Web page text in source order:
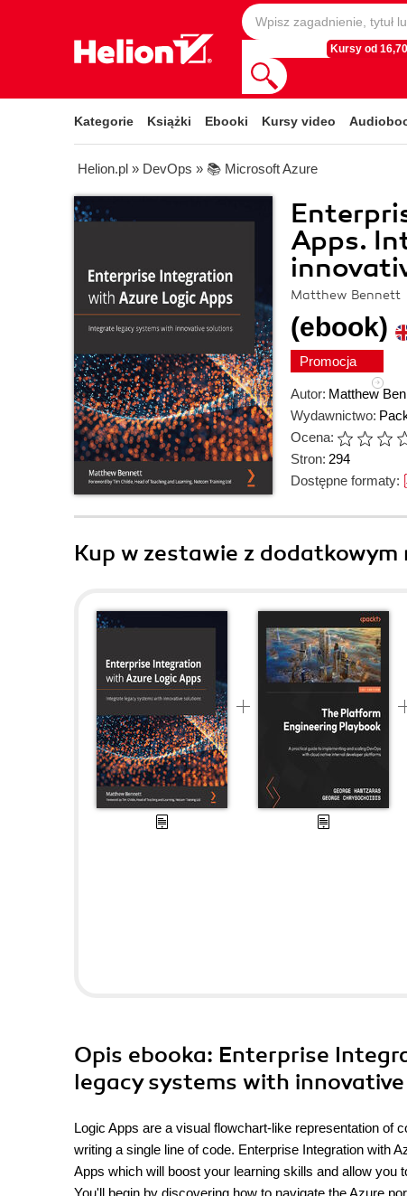
Kursy od 16,70
Kategorie Książki Ebooki Kursy video
Helion.pl » DevOps » 📚 Microsoft Azure
Apps.
Matthew Bennett
(ebook)
Promocja
Autor: Matthew
Wydawnictwo:
Ocena:
Stron: 294
Dostępne formaty:
Kup w zestawie z dodatkowym
Opis ebooka: Enterprise
legacy systems with
Logic Apps are a visual flowchart-like representation of
writing a single line of code. Enterprise Integration with
Apps which will boost your learning skills and allow
You'll begin by discovering how to navigate the Azure